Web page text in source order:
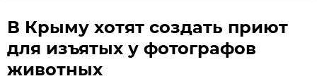
В Крыму хотят создать приют
для изъятых у фотографов
животных